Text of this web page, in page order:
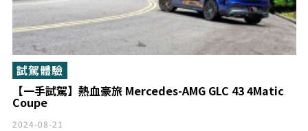
【一手試駕】熱血豪旅 Mercedes-AMG GLC 43 4Matic
Coupe
試駕體驗
2024-08-21